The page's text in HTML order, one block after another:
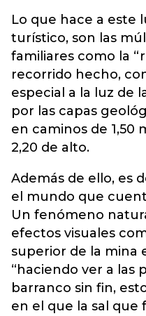
Lo que hace a este
turístico, son las
familiares como la
recorrido hecho,
especial a la luz de
por las capas
en caminos de 1,50
2,20 de alto.
Además de ello, es
el mundo que
Un fenómeno
efectos visuales
superior de la mina
“haciendo ver a las
barranco sin fin,
en el que la sal que